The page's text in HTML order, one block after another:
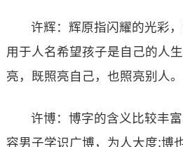
许辉：辉原指闪耀的光彩，
用于人名希望孩子是自己的人
亮，既照亮自己，也照亮别人。
许博：博字的含义比较丰
容男子学识广博，为人大度;博